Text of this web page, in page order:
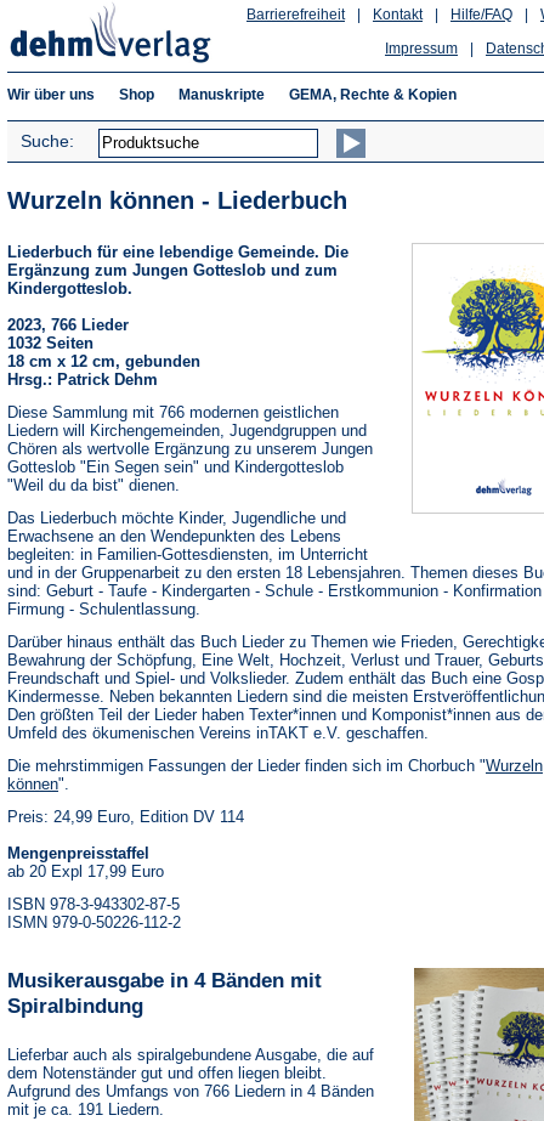
Hilfe/FAQ
Kontakt
Barrierefreiheit
Impressum
Wir über uns Shop Manuskripte GEMA, Rechte & Kopien
Suche:
Wurzeln können - Liederbuch
Liederbuch für eine lebendige Gemeinde. Die
Ergänzung zum Jungen Gotteslob und zum
Kindergotteslob.
2023, 766 Lieder
1032 Seiten
18 cm x 12 cm, gebunden
Hrsg.: Patrick Dehm
Diese Sammlung mit 766 modernen geistlichen
Liedern will Kirchengemeinden, Jugendgruppen und
Chören als wertvolle Ergänzung zu unserem Jungen
Gotteslob "Ein Segen sein" und Kindergotteslob
"Weil du da bist" dienen.
Das Liederbuch möchte Kinder, Jugendliche und
Erwachsene an den Wendepunkten des Lebens
begleiten: in Familien-Gottesdiensten, im Unterricht
und in der Gruppenarbeit zu den ersten 18 Lebensjahren. Themen dieses
sind: Geburt - Taufe - Kindergarten - Schule - Erstkommunion -
Firmung - Schulentlassung.
Darüber hinaus enthält das Buch Lieder zu Themen wie Frieden,
Bewahrung der Schöpfung, Eine Welt, Hochzeit, Verlust und Trauer,
Freundschaft und Spiel- und Volkslieder. Zudem enthält das Buch eine
Kindermesse. Neben bekannten Liedern sind die meisten
Den größten Teil der Lieder haben Texter*innen und Komponist*innen aus
Umfeld des ökumenischen Vereins inTAKT e.V. geschaffen.
Die mehrstimmigen Fassungen der Lieder finden sich im Chorbuch "Wurzeln
können".
Preis: 24,99 Euro, Edition DV 114
Mengenpreisstaffel
ab 20 Expl 17,99 Euro
ISBN 978-3-943302-87-5
ISMN 979-0-50226-112-2
Musikerausgabe in 4 Bänden mit
Spiralbindung
Lieferbar auch als spiralgebundene Ausgabe, die auf
dem Notenständer gut und offen liegen bleibt.
Aufgrund des Umfangs von 766 Liedern in 4 Bänden
mit je ca. 191 Liedern.